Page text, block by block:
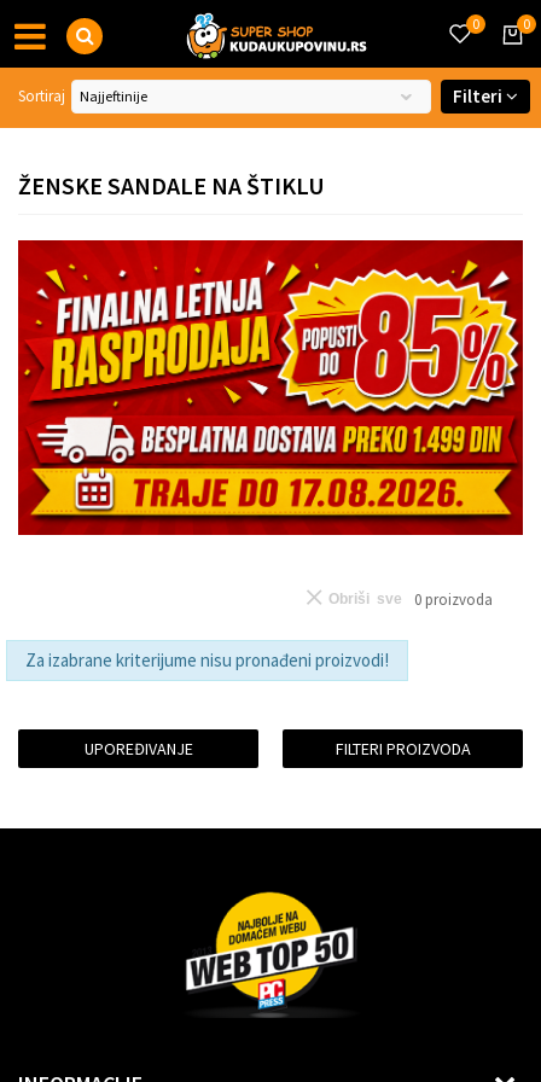
0
0
ŽENSKE SANDALE NA ŠTIKLU
Sortiraj Filteri
0 proizvoda
Obriši sve
Za izabrane kriterijume nisu pronađeni proizvodi!
UPOREĐIVANJE FILTERI PROIZVODA